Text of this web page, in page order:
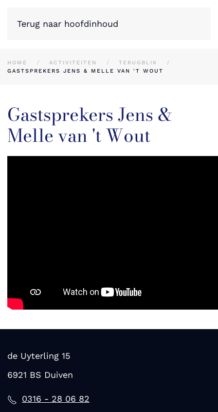
Terug naar hoofdinhoud
HOME ACTIVITEITEN
TERUGBLIK
GASTSPREKERS JENS & MELLE VAN 'T WOUT
Gastsprekers Jens &
Melle van 't Wout
de Uyterling 15
6921 BS Duiven
0316 - 28 06 82